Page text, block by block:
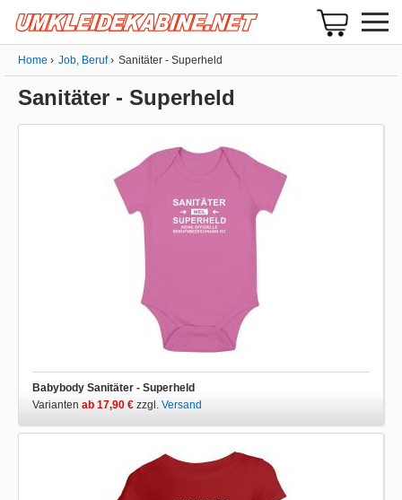
Home Job, Beruf Sanitäter - Superheld
Sanitäter - Superheld
Babybody Sanitäter - Superheld
Varianten ab 17,90 € zzgl. Versand